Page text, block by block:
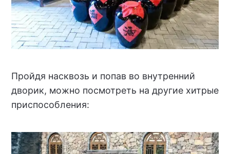
Пройдя насквозь и попав во внутренний
дворик, можно посмотреть на другие хитрые
приспособления: